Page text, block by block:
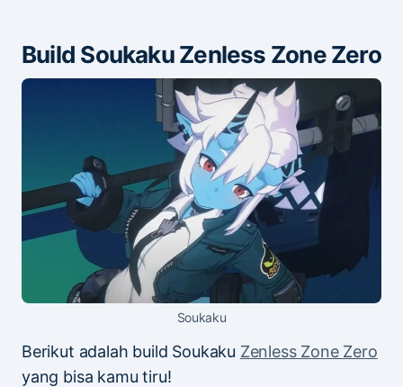
Build Soukaku Zenless Zone Zero
Soukaku
Berikut adalah build Soukaku Zenless Zone Zero
yang bisa kamu tiru!